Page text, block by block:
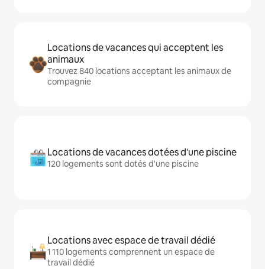
Locations de vacances qui acceptent les
animaux
Trouvez 840 locations acceptant les animaux de
compagnie
Locations de vacances dotées d'une piscine
120 logements sont dotés d'une piscine
Locations avec espace de travail dédié
1 110 logements comprennent un espace de
travail dédié